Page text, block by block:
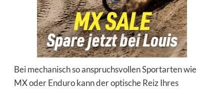
Bei mechanisch so anspruchsvollen Sportarten wie
MX oder Enduro kann der optische Reiz Ihres